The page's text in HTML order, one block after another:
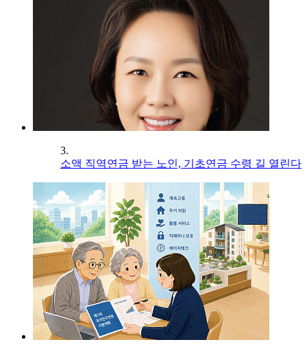
3.
소액 직역연금 받는 노인, 기초연금 수령 길 열린다